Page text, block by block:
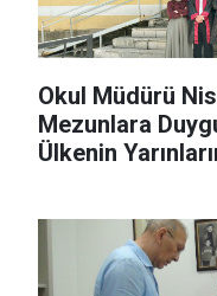
Okul Müdürü
Mezunlara
Ülkenin